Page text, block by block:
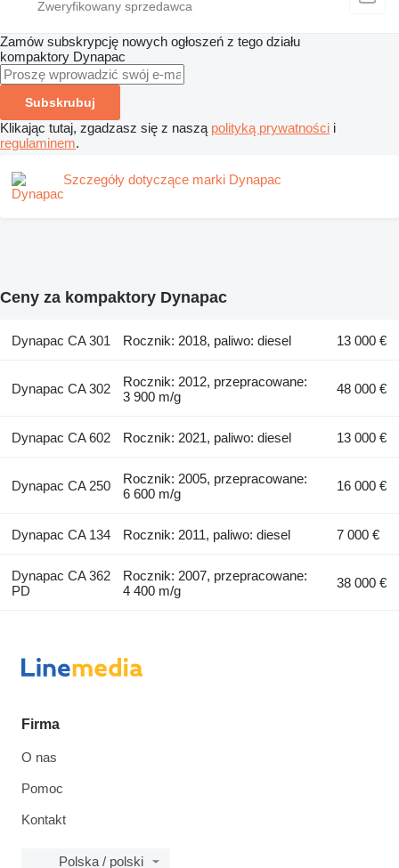
Zamów subskrypcję nowych ogłoszeń z tego działu
kompaktory Dynapac
Subskrubuj
Klikając tutaj, zgadzasz się z naszą polityką prywatności i
regulaminem.
Szczegóły dotyczące marki Dynapac
Ceny za kompaktory Dynapac
Dynapac CA 301 Rocznik: 2018, paliwo: diesel 13 000 €
Dynapac CA 302
Rocznik: 2012, przepracowane:
3 900 m/g
48 000 €
Dynapac CA 602 Rocznik: 2021, paliwo: diesel 13 000 €
Dynapac CA 250
Rocznik: 2005, przepracowane:
6 600 m/g
16 000 €
Dynapac CA 134 Rocznik: 2011, paliwo: diesel 7 000 €
Dynapac CA 362
PD
Rocznik: 2007, przepracowane:
4 400 m/g
38 000 €
Firma
O nas
Pomoc
Kontakt
Polska / polski